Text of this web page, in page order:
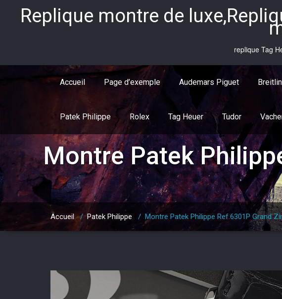
contentReplique montre de
replique Tag
Accueil Page d’exemple Audemars Piguet
Patek Philippe Rolex Tag Heuer Tudor
Montre Patek
Accueil/Patek Philippe / Montre Patek Philippe Ref.6301P Grand